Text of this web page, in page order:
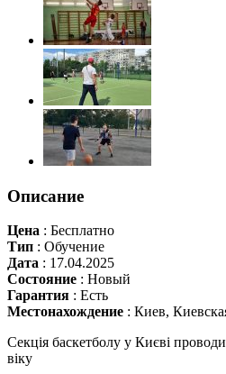
Описание
Цена : Бесплатно
Тип : Обучение
Дата : 17.04.2025
Состояние : Новый
Гарантия : Есть
Местонахождение : Киев,
Секція баскетболу у Києві
віку